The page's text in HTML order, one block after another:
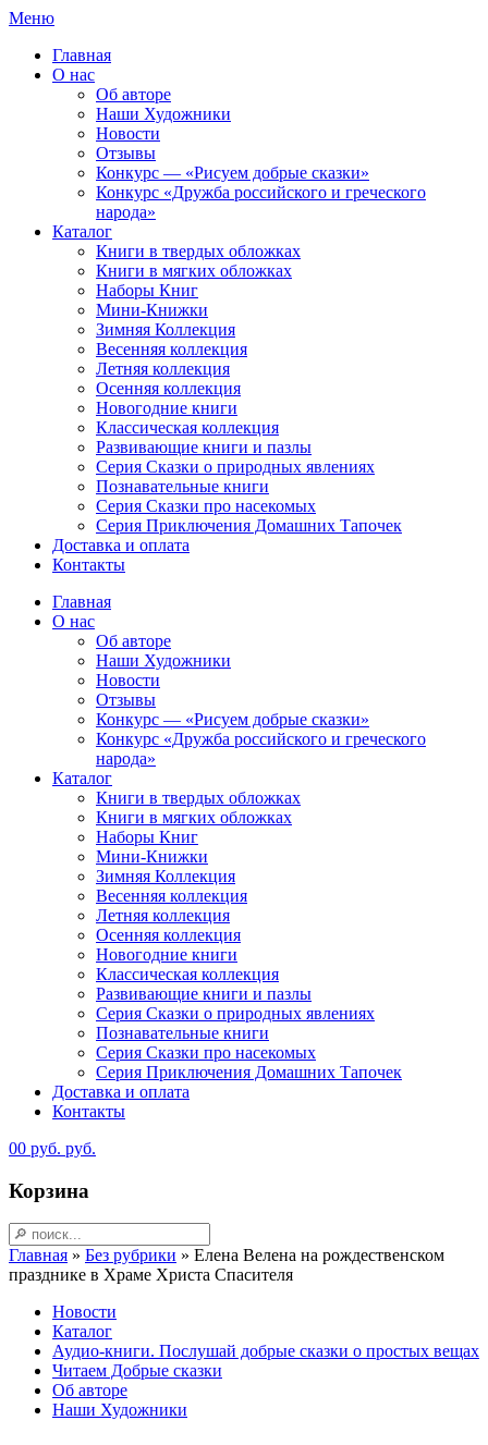
Меню
Главная
О нас
Об авторе
Наши Художники
Новости
Отзывы
Конкурс — «Рисуем добрые сказки»
Конкурс «Дружба российского и греческого
народа»
Каталог
Книги в твердых обложках
Книги в мягких обложках
Наборы Книг
Мини-Книжки
Зимняя Коллекция
Весенняя коллекция
Летняя коллекция
Осенняя коллекция
Новогодние книги
Классическая коллекция
Развивающие книги и пазлы
Серия Сказки о природных явлениях
Познавательные книги
Серия Сказки про насекомых
Серия Приключения Домашних Тапочек
Доставка и оплата
Контакты
Главная
О нас
Об авторе
Наши Художники
Новости
Отзывы
Конкурс — «Рисуем добрые сказки»
Конкурс «Дружба российского и греческого
народа»
Каталог
Книги в твердых обложках
Книги в мягких обложках
Наборы Книг
Мини-Книжки
Зимняя Коллекция
Весенняя коллекция
Летняя коллекция
Осенняя коллекция
Новогодние книги
Классическая коллекция
Развивающие книги и пазлы
Серия Сказки о природных явлениях
Познавательные книги
Серия Сказки про насекомых
Серия Приключения Домашних Тапочек
Доставка и оплата
Контакты
00 руб. руб.
Корзина
Главная » Без рубрики » Елена Велена на рождественском
празднике в Храме Христа Спасителя
Новости
Каталог
Аудио-книги. Послушай добрые сказки о простых вещах
Читаем Добрые сказки
Об авторе
Наши Художники